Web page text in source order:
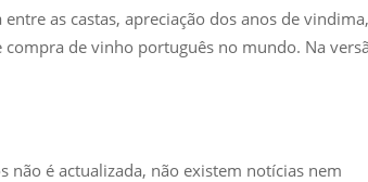
as castas, apreciação dos anos de
de vinho português no mundo. Na
não é actualizada, não existem notícias nem